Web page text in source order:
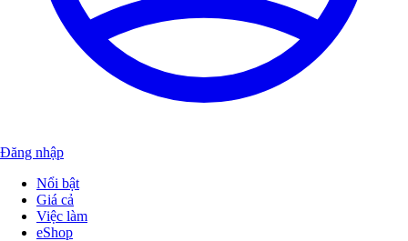
Đăng nhập
Nổi bật
Giá cả
Việc làm
eShop